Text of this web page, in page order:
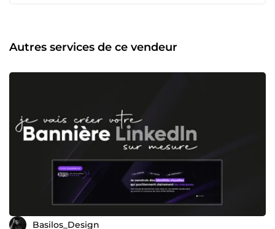
l’écoute de mes clients, j'échange avec vous tout au long
du processus de création et je vous prodigue de nombreux
échangerons sur vos objectifs et la meilleure stratégie
pour les atteindre !
Autres services de ce vendeur
Basilos_Design